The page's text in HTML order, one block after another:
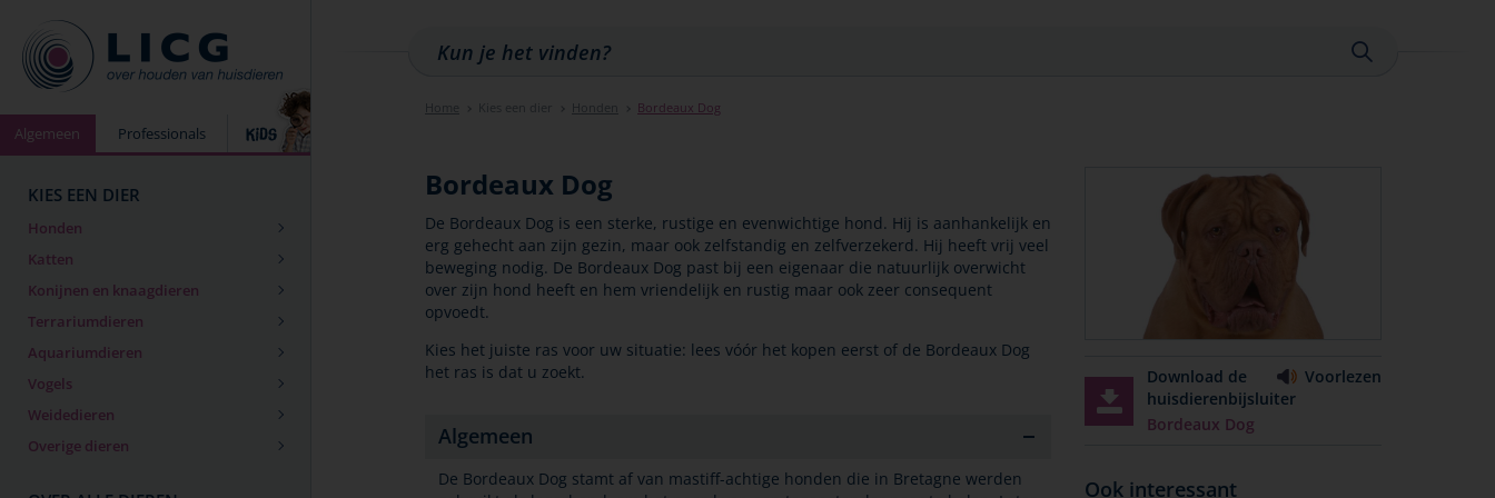
Algemeen Professionals
KIES EEN DIER
Honden
Katten
Konijnen en knaagdieren
Terrariumdieren
Aquariumdieren
Vogels
Weidedieren
Overige dieren
Home Kies een dier Honden Bordeaux Dog
Bordeaux Dog
De Bordeaux Dog is een sterke, rustige en evenwichtige hond. Hij is aanhankelijk en
erg gehecht aan zijn gezin, maar ook zelfstandig en zelfverzekerd. Hij heeft vrij veel
beweging nodig. De Bordeaux Dog past bij een eigenaar die natuurlijk overwicht
over zijn hond heeft en hem vriendelijk en rustig maar ook zeer consequent
opvoedt.
Kies het juiste ras voor uw situatie: lees vóór het kopen eerst of de Bordeaux Dog
het ras is dat u zoekt.
Algemeen
De Bordeaux Dog stamt af van mastiff-achtige honden die in Bretagne werden
Download de
huisdierenbijsluiter
Bordeaux Dog
Voorlezen
Ook interessant